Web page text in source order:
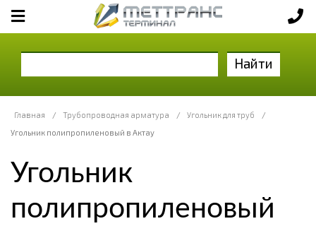
Найти
Главная / Трубопроводная арматура / Угольник для труб
/
Угольник полипропиленовый в Актау
Угольник
полипропиленовый